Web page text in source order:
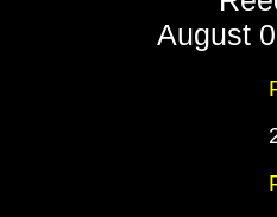
August